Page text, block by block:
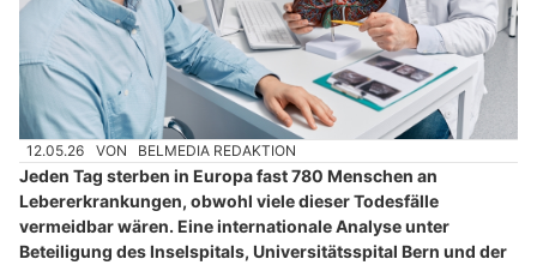
12.05.26 VON BELMEDIA REDAKTION
Jeden Tag sterben in Europa fast 780 Menschen an
Lebererkrankungen, obwohl viele dieser Todesfälle
vermeidbar wären. Eine internationale Analyse unter
Beteiligung des Inselspitals, Universitätsspital Bern und der